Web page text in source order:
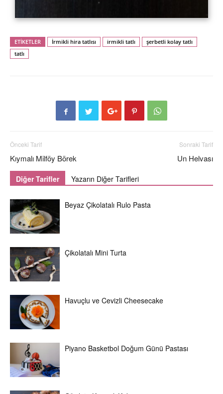
ETİKETLER İrmikli hira tatlısı irmikli tatlı
şerbetli kolay tatlı
tatlı
Önceki Tarif
Kıymalı Milföy Börek
Sonraki Tarif
Un Helvası
Diğer Tarifler Yazarın Diğer Tarifleri
Beyaz Çikolatalı Rulo Pasta
Çikolatalı Mini Turta
Havuçlu ve Cevizli Cheesecake
Piyano Basketbol Doğum Günü Pastası